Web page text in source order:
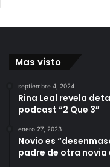
Mas visto
septiembre 4, 2024
Rina Leal revela
podcast “2 Que 3”
enero 27, 2023
Novio es
padre de otra novia